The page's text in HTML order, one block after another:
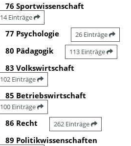
76 Sportwissenschaft
14 Einträge
77 Psychologie 26 Einträge
80 Pädagogik 113 Einträge
83 Volkswirtschaft
102 Einträge
85 Betriebswirtschaft
100 Einträge
86 Recht 262 Einträge
89 Politikwissenschaften